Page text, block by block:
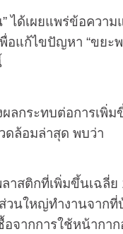
ด้เผยแพร่ข้อความ
อแก้ไขปัญหา “ขย
ผลกระทบต่อการเพิ่
ดล้อมล่าสุด พบว่า
สติกที่เพิ่มขึ้นเฉลี่
วนใหญ่ทำงานจาก
จากการใช้หน้ากา